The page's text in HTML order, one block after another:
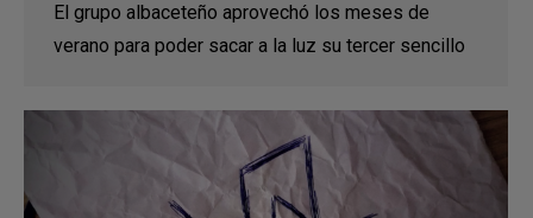
El grupo albaceteño aprovechó los meses de
verano para poder sacar a la luz su tercer sencillo